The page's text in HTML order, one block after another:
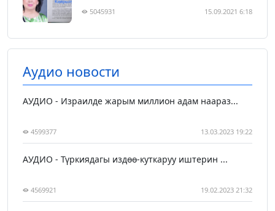
5045931 15.09.2021 6:18
Аудио новости
АУДИО - Израилде жарым миллион адам наараз...
4599377 13.03.2023 19:22
АУДИО - Түркиядагы издөө-куткаруу иштерин ...
4569921 19.02.2023 21:32